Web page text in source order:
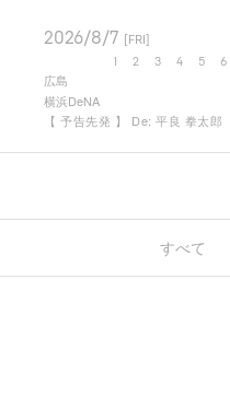
2026/8/7 [FRI]
2 3 4 5 6
広島
横浜DeNA
【 予告先発 】 De: 平良 拳太
すべて